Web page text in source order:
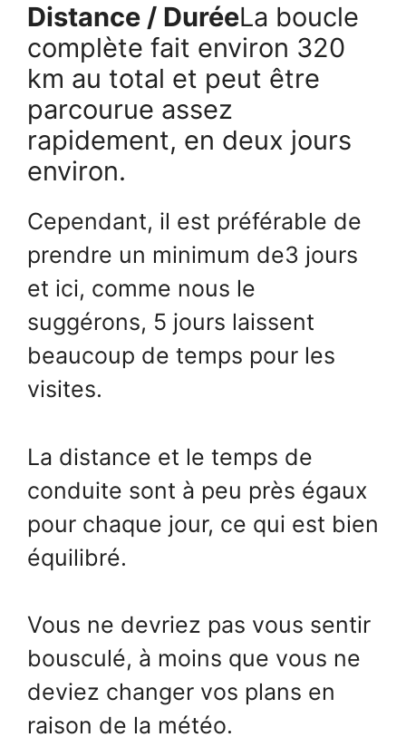
Distance / DuréeLa boucle
complète fait environ 320
km au total et peut être
parcourue assez
rapidement, en deux jours
environ.
Cependant, il est préférable de
prendre un minimum de3 jours
et ici, comme nous le
suggérons, 5 jours laissent
beaucoup de temps pour les
visites.
La distance et le temps de
conduite sont à peu près égaux
pour chaque jour, ce qui est bien
équilibré.
Vous ne devriez pas vous sentir
bousculé, à moins que vous ne
deviez changer vos plans en
raison de la météo.